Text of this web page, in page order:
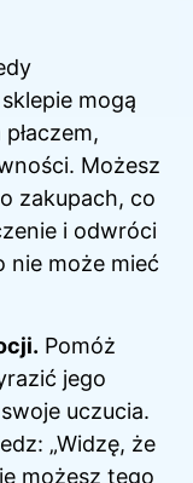
mogą
Możesz
zakupach, co
i odwróci
nie może mieć
Pomóż
jego
uczucia.
„Widzę, że
możesz tego